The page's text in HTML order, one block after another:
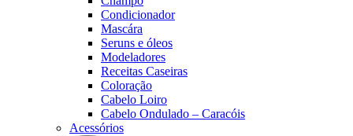
Condicionador
Mascára
Seruns e óleos
Modeladores
Receitas Caseiras
Coloração
Cabelo Loiro
Cabelo Ondulado – Caracóis
Acessórios